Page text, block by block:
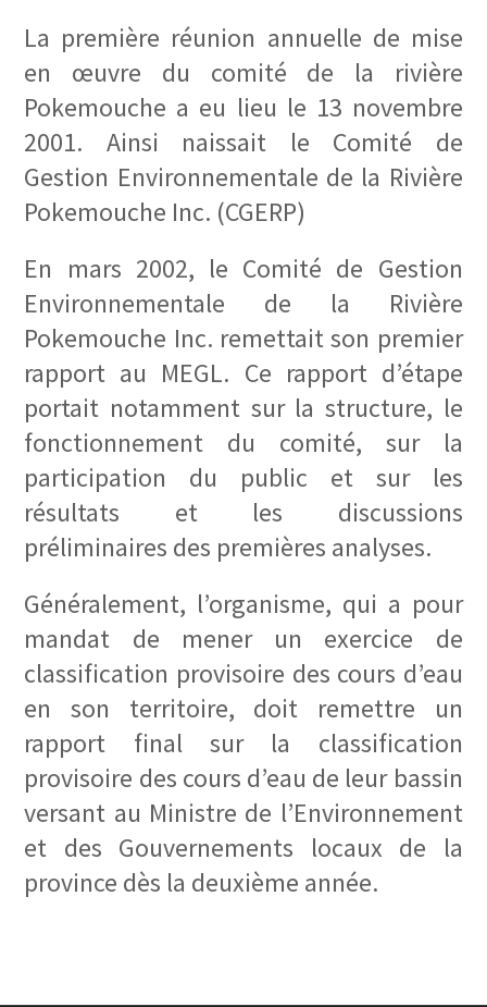
La première réunion annuelle de mise
en œuvre du comité de la rivière
Pokemouche a eu lieu le 13 novembre
2001. Ainsi naissait le Comité de
Gestion Environnementale de la Rivière
Pokemouche Inc. (CGERP)
En mars 2002, le Comité de Gestion
Environnementale de la Rivière
Pokemouche Inc. remettait son premier
rapport au MEGL. Ce rapport d’étape
portait notamment sur la structure, le
fonctionnement du comité, sur la
participation du public et sur les
résultats et les discussions
préliminaires des premières analyses.
Généralement, l’organisme, qui a pour
mandat de mener un exercice de
classification provisoire des cours d’eau
en son territoire, doit remettre un
rapport final sur la classification
provisoire des cours d’eau de leur bassin
versant au Ministre de l’Environnement
et des Gouvernements locaux de la
province dès la deuxième année.